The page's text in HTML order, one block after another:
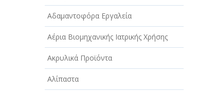
Αδαμαντοφόρα Εργαλεία
Αέρια Βιομηχανικής Ιατρικής Χρήσης
Ακρυλικά Προϊόντα
Αλίπαστα